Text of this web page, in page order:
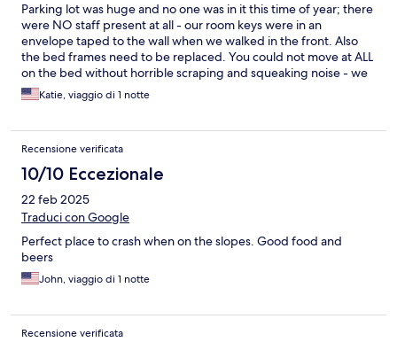
Parking lot was huge and no one was in it this time of year; there
were NO staff present at all - our room keys were in an
envelope taped to the wall when we walked in the front. Also
the bed frames need to be replaced. You could not move at ALL
on the bed without horrible scraping and squeaking noise - we
are talking just to SIT on the bed... Rooms were pleasant and
view of the river was nice... even the restaurant was closed on a
Katie, viaggio di 1 notte
Recensione verificata
10/10 Eccezionale
22 feb 2025
Traduci con Google
Perfect place to crash when on the slopes. Good food and
beers
John, viaggio di 1 notte
Recensione verificata